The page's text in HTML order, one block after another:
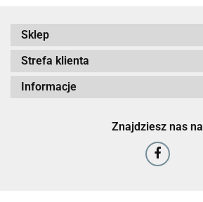
Sklep
Strefa klienta
Informacje
Znajdziesz nas na